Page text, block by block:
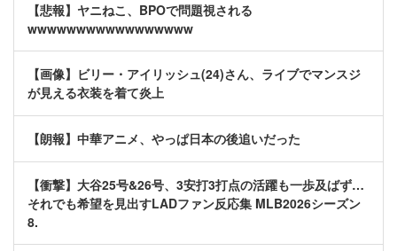
【悲報】ヤニねこ、BPOで問題視される
wwwwwwwwwwwwwwwww
【画像】ビリー・アイリッシュ(24)さん、ライブでマンスジ
が見える衣装を着て炎上
【朗報】中華アニメ、やっぱ日本の後追いだった
【衝撃】大谷25号&26号、3安打3打点の活躍も一歩及ばず…
それでも希望を見出すLADファン反応集 MLB2026シーズン
8.